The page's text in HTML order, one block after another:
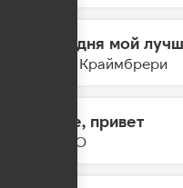
Сегодня мой
Мари Краймбрери
Море, привет
DABRO